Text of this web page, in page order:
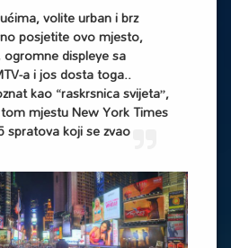
volite urban i brz
posjetite ovo mjesto,
displeye sa
a i jos dosta toga..
kao “raskrsnica svijeta”,
mjestu New York Times
spratova koji se zvao